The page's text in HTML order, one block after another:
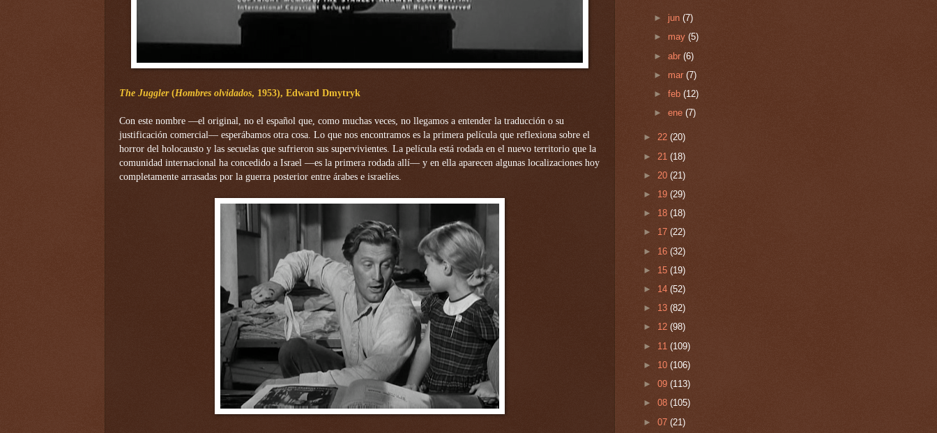
The Juggler(Hombres olvidados, 1953), Edward Dmytryk
Con este nombre —el original, no el español que, como muchas veces, no llegamos a entender la traducción o su
justificación comercial— esperábamos otra cosa. Lo que nos encontramos es la primera película que reflexiona sobre el
horror del holocausto y las secuelas que sufrieron sus supervivientes. La película está rodada en el nuevo territorio que la
comunidad internacional ha concedido a Israel —es la primera rodada allí— y en ella aparecen algunas localizaciones hoy
completamente arrasadas por la guerra posterior entre árabes e israelíes.
► jun(7)
► may(5)
►abr(6)
► mar(7)
►feb(12)
►ene(7)
► 22 (20)
► 21 (18)
► 20 (21)
► 19 (29)
► 18 (18)
► 17 (22)
► 16 (32)
► 15 (19)
► 14 (52)
► 13 (82)
► 12 (98)
► 11 (109)
► 10 (106)
► 09 (113)
► 08 (105)
► 07 (21)